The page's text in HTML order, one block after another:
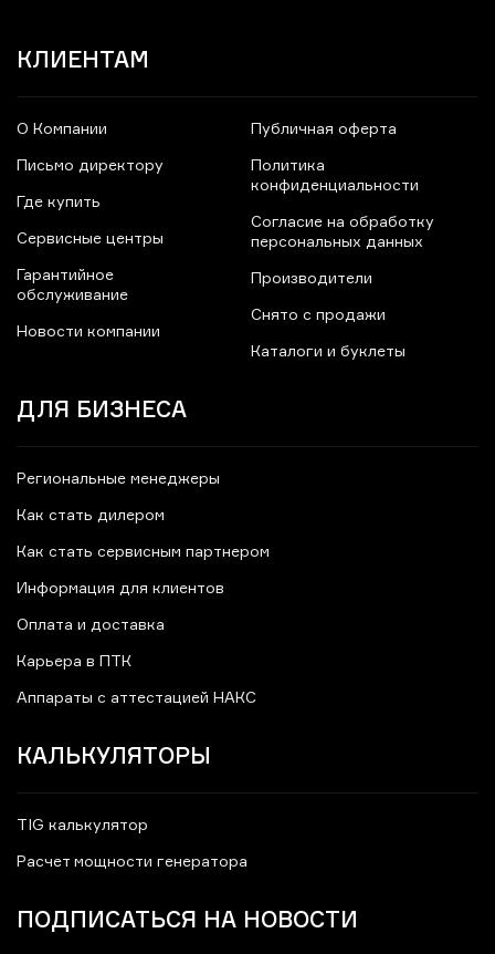
КЛИЕНТАМ
О Компании
Письмо директору
Где купить
Сервисные центры
Гарантийное
обслуживание
Новости компании
Публичная оферта
Политика
конфиденциальности
Согласие на обработку
персональных данных
Производители
Снято с продажи
Каталоги и буклеты
ДЛЯ БИЗНЕСА
Региональные менеджеры
Как стать дилером
Как стать сервисным партнером
Информация для клиентов
Оплата и доставка
Карьера в ПТК
Аппараты с аттестацией НАКС
КАЛЬКУЛЯТОРЫ
TIG калькулятор
Расчет мощности генератора
ПОДПИСАТЬСЯ НА НОВОСТИ